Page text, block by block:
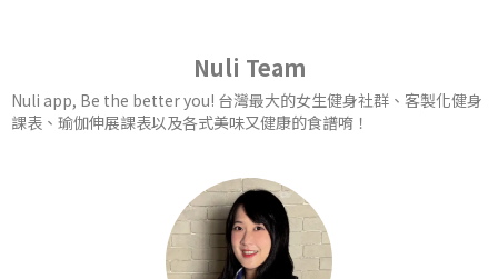
Nuli Team
Nuli app, Be the better you! 台灣最大的女生健身社群、客製化健身
課表、瑜伽伸展課表以及各式美味又健康的食譜唷！